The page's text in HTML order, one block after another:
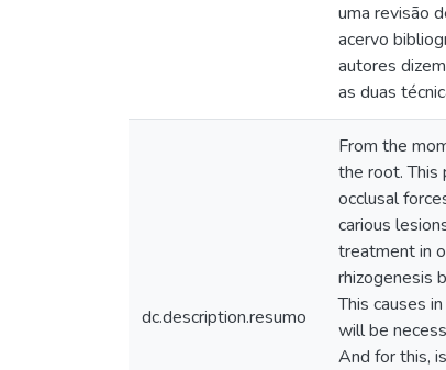
uma revisão
acervo
autores
as duas
dc.description.resumo
From the
the root. This
occlusal
carious
treatment in
rhizogenesis
This causes
will be
And for this,